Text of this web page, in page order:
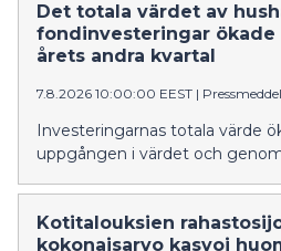
Det totala värdet av
fondinvesteringar
årets andra kvartal
7.8.2026 10:00:00 EEST |
Investeringarnas totala värde
uppgången i värdet och
Kotitalouksien
kokonaisarvo kasvoi